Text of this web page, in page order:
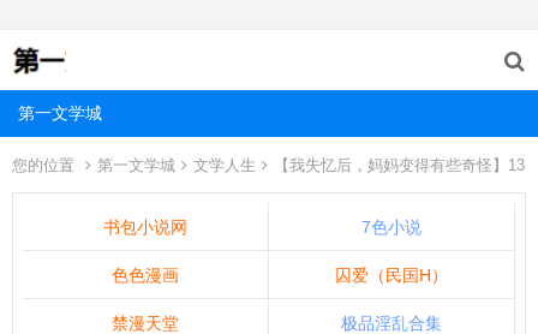
第一文学城
您的位置 第一文学城 文学人生 【我失忆后，妈妈变得有些奇怪】13
书包小说网 7色小说
色色漫画 囚爱（民国H）
禁漫天堂 极品淫乱合集